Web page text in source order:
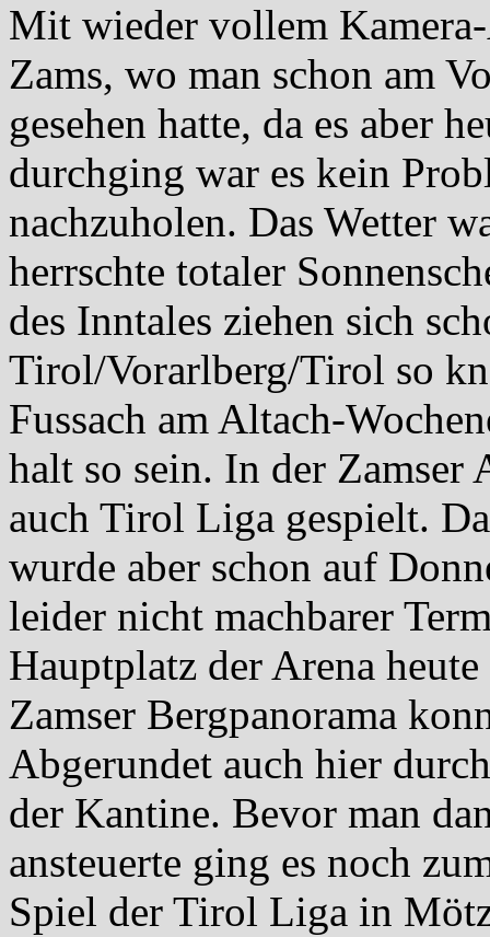
Mit wieder vollem
Zams, wo man schon am
gesehen hatte, da es aber
durchging war es kein
nachzuholen. Das Wetter
herrschte totaler
des Inntales ziehen sich
Tirol/Vorarlberg/Tirol so
Fussach am Altach-
halt so sein. In der
auch Tirol Liga gespielt.
wurde aber schon auf
leider nicht machbarer
Hauptplatz der Arena
Zamser Bergpanorama
Abgerundet auch hier
der Kantine. Bevor man
ansteuerte ging es noch
Spiel der Tirol Liga in